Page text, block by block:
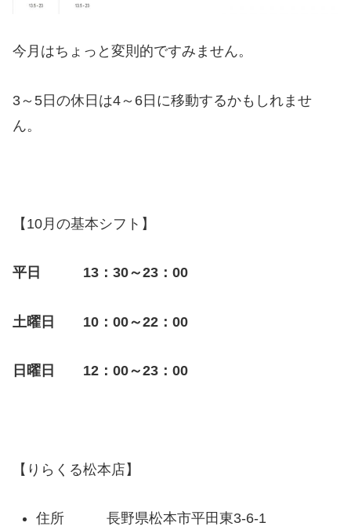
今月はちょっと変則的ですみません。
3～5日の休日は4～6日に移動するかもしれませ
ん。
【10月の基本シフト】
平日 13：30～23：00
土曜日 10：00～22：00
日曜日 12：00～23：00
【りらくる松本店】
住所 長野県松本市平田東3-6-1